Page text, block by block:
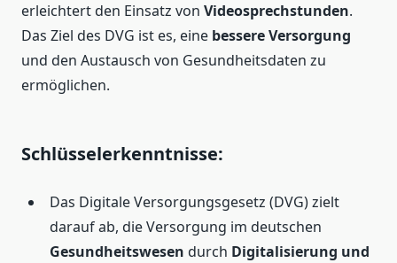
erleichtert den Einsatz von Videosprechstunden.
Das Ziel des DVG ist es, eine bessere Versorgung
und den Austausch von Gesundheitsdaten zu
ermöglichen.
Schlüsselerkenntnisse:
Das Digitale Versorgungsgesetz (DVG) zielt
darauf ab, die Versorgung im deutschen
Gesundheitswesen durch Digitalisierung und